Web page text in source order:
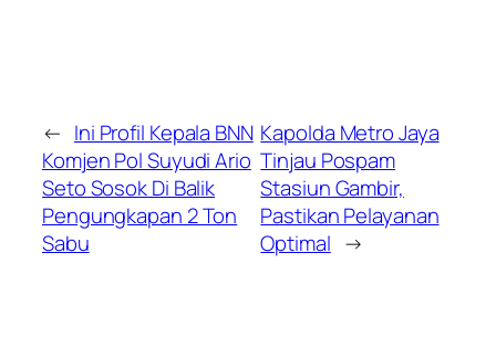
← Ini Profil Kepala BNN
Komjen Pol Suyudi Ario
Seto Sosok Di Balik
Pengungkapan 2 Ton
Sabu
Kapolda Metro Jaya
Tinjau Pospam
Stasiun Gambir,
Pastikan Pelayanan
Optimal →